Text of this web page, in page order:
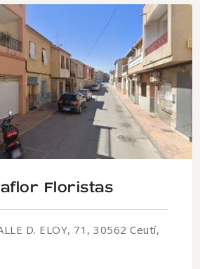
Floristas
D. ELOY, 71, 30562 Ceutí,